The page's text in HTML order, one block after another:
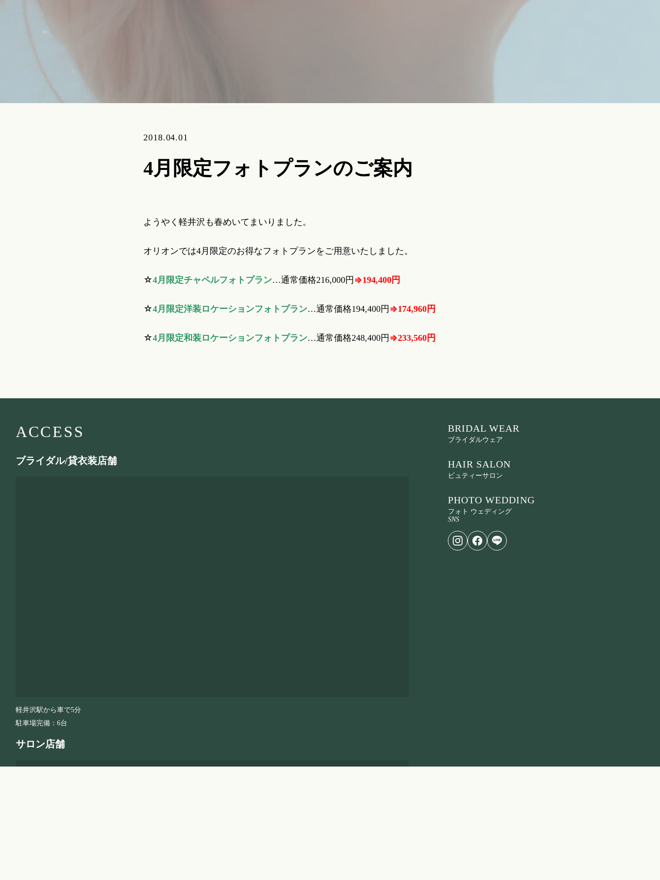
2018.04.01
4月限定フォトプランのご案内
ようやく軽井沢も春めいてまいりました。
オリオンでは4月限定のお得なフォトプランをご用意いたしました。
☆4月限定チャペルフォトプラン…通常価格216,000円 ⇒194,400円
☆4月限定洋装ロケーションフォトプラン…通常価格194,400円 ⇒174,960円
☆4月限定和装ロケーションフォトプラン…通常価格248,400円 ⇒233,560円
ACCESS
ブライダル/貸衣装店舗
軽井沢駅から車で5分
駐車場完備：6台
サロン店舗
BRIDAL WEAR
ブライダルウェア
HAIR SALON
ビュティーサロン
PHOTO WEDDING
フォト ウェディング
SNS